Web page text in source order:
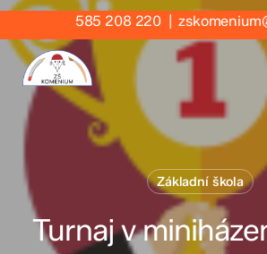
Skip
main
content
585 208 220 |
Základní škola
Turnaj v